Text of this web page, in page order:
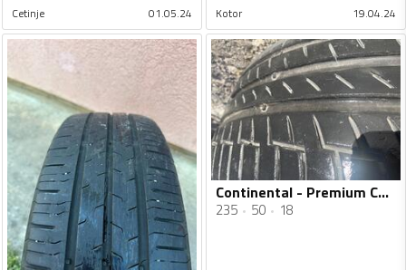
Cetinje 01.05.24 Kotor 19.04.24
Continental - Premium Contact - Ljetnja guma
235 50 18